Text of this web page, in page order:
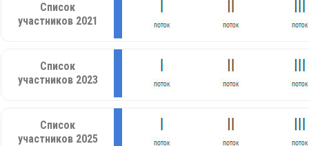
Список
участников 2021
Список
участников 2023
Список
участников 2025